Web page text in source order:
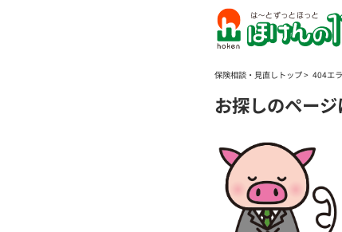
保険相談・見直しトップ 404エ
お探しのペー